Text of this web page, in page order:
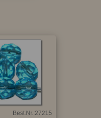
Best.Nr.:27215